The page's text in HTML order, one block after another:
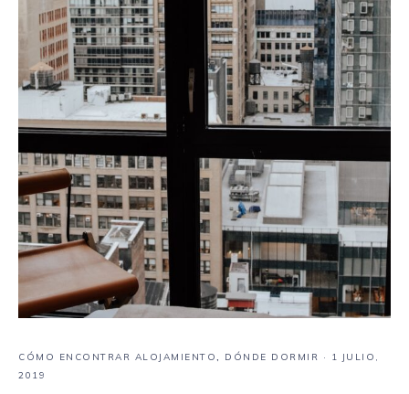
CÓMO ENCONTRAR ALOJAMIENTO, DÓNDE DORMIR ·
1 JULIO,
2019